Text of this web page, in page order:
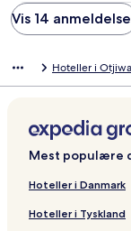
Vis 14
Hoteller i
Mest populære
Hoteller i Danmark
Hoteller i Tyskland